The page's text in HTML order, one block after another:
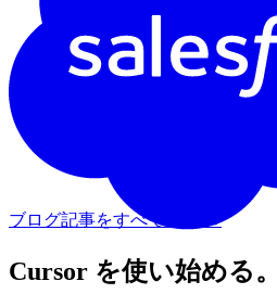
ブログ記事をすべて見る →
Cursor を使い始める。